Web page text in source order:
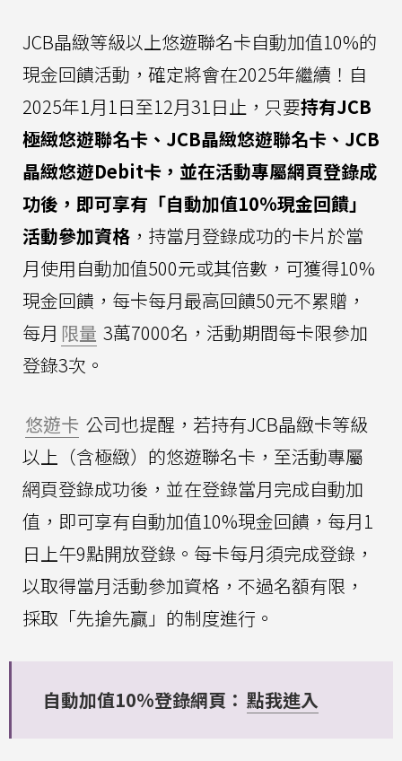
JCB晶緻等級以上悠遊聯名卡自動加值10%的
現金回饋活動，確定將會在2025年繼續！自
2025年1月1日至12月31日止，只要持有JCB
極緻悠遊聯名卡、JCB晶緻悠遊聯名卡、JCB
晶緻悠遊Debit卡，並在活動專屬網頁登錄成
功後，即可享有「自動加值10%現金回饋」
活動參加資格 ，持當月登錄成功的卡片於當
月使用自動加值500元或其倍數，可獲得10%
現金回饋，每卡每月最高回饋50元不累贈，
每月 限量 3萬7000名，活動期間每卡限參加
登錄3次。
悠遊卡 公司也提醒，若持有JCB晶緻卡等級
以上（含極緻）的悠遊聯名卡，至活動專屬
網頁登錄成功後，並在登錄當月完成自動加
值，即可享有自動加值10%現金回饋，每月1
日上午9點開放登錄。每卡每月須完成登錄，
以取得當月活動參加資格，不過名額有限，
採取「先搶先贏」的制度進行。
自動加值10%登錄網頁： 點我進入